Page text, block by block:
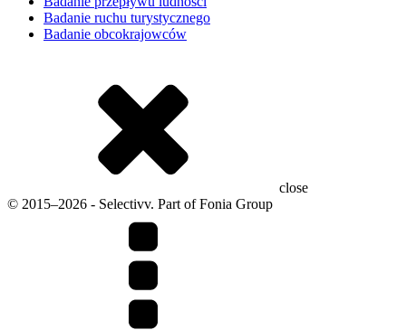
Badanie ruchu turystycznego
Badanie obcokrajowców
close
© 2015–2026 - Selectivv. Part of Fonia Group